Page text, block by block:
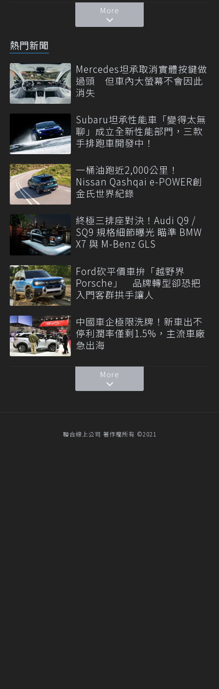
More
熱門新聞
Mercedes坦承取消實體按鍵做
過頭 但車內大螢幕不會因此
消失
Subaru坦承性能車「變得太無
聊」成立全新性能部門，三款
手排跑車開發中！
一桶油跑近2,000公里！
Nissan Qashqai e-POWER創
金氏世界紀錄
終極三排座對決！Audi Q9 /
SQ9 規格細節曝光 瞄準 BMW
X7 與 M-Benz GLS
Ford砍平價車拚「越野界
Porsche」 品牌轉型卻恐把
入門客群拱手讓人
中國車企極限洗牌！新車出不
停利潤率僅剩1.5%，主流車廠
急出海
More
聯合線上公司 著作權所有 ©2021